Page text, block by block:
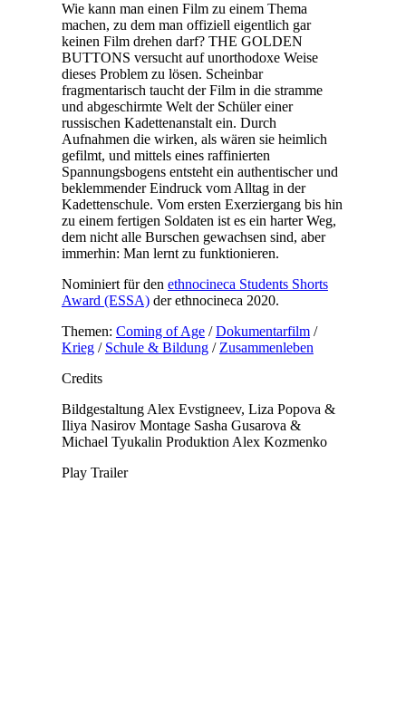
Wie kann man einen Film zu einem Thema
machen, zu dem man offiziell eigentlich gar
keinen Film drehen darf? THE GOLDEN
BUTTONS versucht auf unorthodoxe Weise
dieses Problem zu lösen. Scheinbar
fragmentarisch taucht der Film in die stramme
und abgeschirmte Welt der Schüler einer
russischen Kadettenanstalt ein. Durch
Aufnahmen die wirken, als wären sie heimlich
gefilmt, und mittels eines raffinierten
Spannungsbogens entsteht ein authentischer und
beklemmender Eindruck vom Alltag in der
Kadettenschule. Vom ersten Exerziergang bis hin
zu einem fertigen Soldaten ist es ein harter Weg,
dem nicht alle Burschen gewachsen sind, aber
immerhin: Man lernt zu funktionieren.
Nominiert für den ethnocineca Students Shorts
Award (ESSA)der ethnocineca 2020.
Themen: Coming of Age/Dokumentarfilm/
Krieg/ Schule & Bildung/ Zusammenleben
Credits
Bildgestaltung Alex Evstigneev, Liza Popova &
Iliya Nasirov Montage Sasha Gusarova &
Michael Tyukalin Produktion Alex Kozmenko
Play Trailer